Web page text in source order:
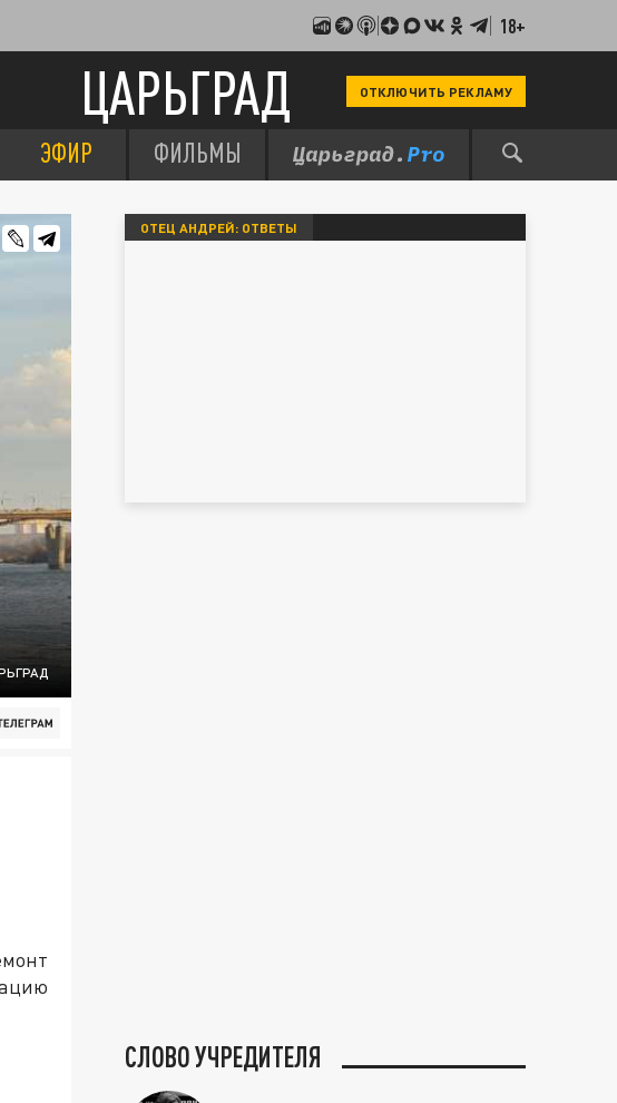
18+
ЦАРЬГРАД ОТКЛЮЧИТЬ РЕКЛАМУ
ЭФИР ФИЛЬМЫ
ОТЕЦ АНДРЕЙ: ОТВЕТЫ
СЛОВО УЧРЕДИТЕЛЯ